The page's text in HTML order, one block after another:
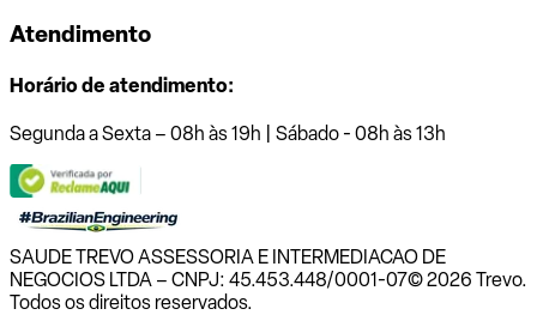
Atendimento
Horário de atendimento:
Segunda a Sexta – 08h às 19h | Sábado - 08h às 13h
SAUDE TREVO ASSESSORIA E INTERMEDIACAO DE
NEGOCIOS LTDA – CNPJ: 45.453.448/0001-07© 2026 Trevo.
Todos os direitos reservados.